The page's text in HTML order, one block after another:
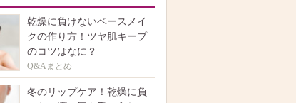
乾燥に負けないベースメイ
クの作り方！ツヤ肌キープ
のコツはなに？
Q&Aまとめ
冬のリップケア！乾燥に負